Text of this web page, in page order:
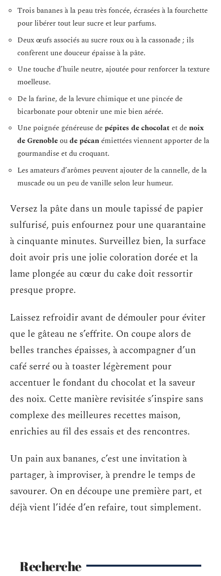
Trois bananes à la peau très foncée, écrasées à la fourchette
pour libérer tout leur sucre et leur parfums.
Deux œufs associés au sucre roux ou à la cassonade ; ils
confèrent une douceur épaisse à la pâte.
Une touche d’huile neutre, ajoutée pour renforcer la texture
moelleuse.
De la farine, de la levure chimique et une pincée de
bicarbonate pour obtenir une mie bien aérée.
Une poignée généreuse depépites de chocolatet denoix
de Grenobleoude pécanémiettées viennent apporter de la
gourmandise et du croquant.
Les amateurs d’arômes peuvent ajouter de la cannelle, de la
muscade ou un peu de vanille selon leur humeur.
Versez la pâte dans un moule tapissé de papier
sulfurisé, puis enfournez pour une quarantaine
à cinquante minutes. Surveillez bien, la surface
doit avoir pris une jolie coloration dorée et la
lame plongée au cœur du cake doit ressortir
presque propre.
Laissez refroidir avant de démouler pour éviter
que le gâteau ne s’effrite. On coupe alors de
belles tranches épaisses, à accompagner d’un
café serré ou à toaster légèrement pour
accentuer le fondant du chocolat et la saveur
des noix. Cette manière revisitée s’inspire sans
complexe des meilleures recettes maison,
enrichies au fil des essais et des rencontres.
Un pain aux bananes, c’est une invitation à
partager, à improviser, à prendre le temps de
savourer. On en découpe une première part, et
déjà vient l’idée d’en refaire, tout simplement.
Recherche